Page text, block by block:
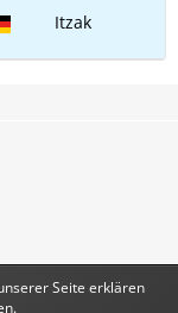
Itzak
Seite erklären